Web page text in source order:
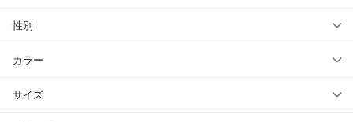
性別
カラー
サイズ